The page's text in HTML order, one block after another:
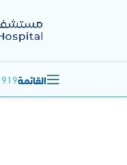
القائمة